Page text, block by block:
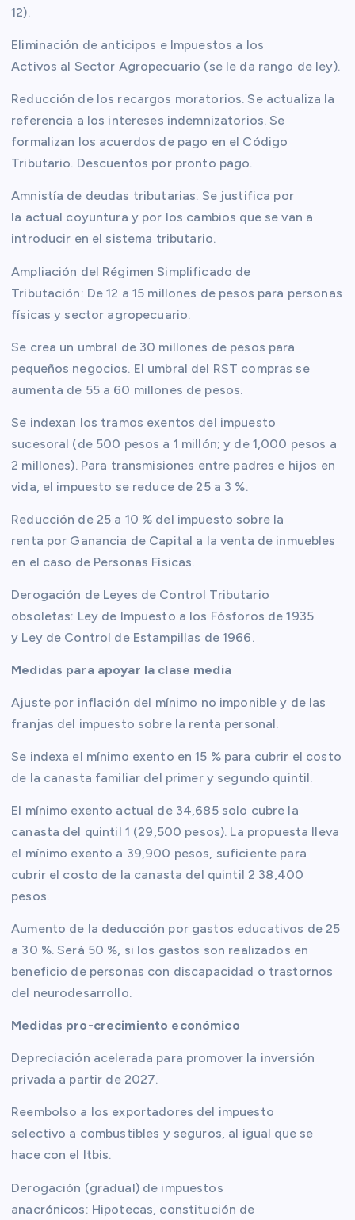
12).
Eliminación de anticipos e Impuestos a los
Activos al Sector Agropecuario (se le da rango de ley).
Reducción de los recargos moratorios. Se actualiza la
referencia a los intereses indemnizatorios. Se
formalizan los acuerdos de pago en el Código
Tributario. Descuentos por pronto pago.
Amnistía de deudas tributarias. Se justifica por
la actual coyuntura y por los cambios que se van a
introducir en el sistema tributario.
Ampliación del Régimen Simplificado de
Tributación: De 12 a 15 millones de pesos para personas
físicas y sector agropecuario.
Se crea un umbral de 30 millones de pesos para
pequeños negocios. El umbral del RST compras se
aumenta de 55 a 60 millones de pesos.
Se indexan los tramos exentos del impuesto
sucesoral (de 500 pesos a 1 millón; y de 1,000 pesos a
2 millones). Para transmisiones entre padres e hijos en
vida, el impuesto se reduce de 25 a 3 %.
Reducción de 25 a 10 % del impuesto sobre la
renta por Ganancia de Capital a la venta de inmuebles
en el caso de Personas Físicas.
Derogación de Leyes de Control Tributario
obsoletas: Ley de Impuesto a los Fósforos de 1935
y Ley de Control de Estampillas de 1966.
Medidas para apoyar la clase media
Ajuste por inflación del mínimo no imponible y de las
franjas del impuesto sobre la renta personal.
Se indexa el mínimo exento en 15 % para cubrir el costo
de la canasta familiar del primer y segundo quintil.
El mínimo exento actual de 34,685 solo cubre la
canasta del quintil 1 (29,500 pesos). La propuesta lleva
el mínimo exento a 39,900 pesos, suficiente para
cubrir el costo de la canasta del quintil 2 38,400
pesos.
Aumento de la deducción por gastos educativos de 25
a 30 %. Será 50 %, si los gastos son realizados en
beneficio de personas con discapacidad o trastornos
del neurodesarrollo.
Medidas pro-crecimiento económico
Depreciación acelerada para promover la inversión
privada a partir de 2027.
Reembolso a los exportadores del impuesto
selectivo a combustibles y seguros, al igual que se
hace con el Itbis.
Derogación (gradual) de impuestos
anacrónicos: Hipotecas, constitución de